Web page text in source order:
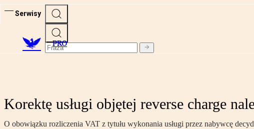
Serwisy
PRO
Korektę usługi objętej reverse charge
O obowiązku rozliczenia VAT z tytułu wykonania usługi przez nabywcę